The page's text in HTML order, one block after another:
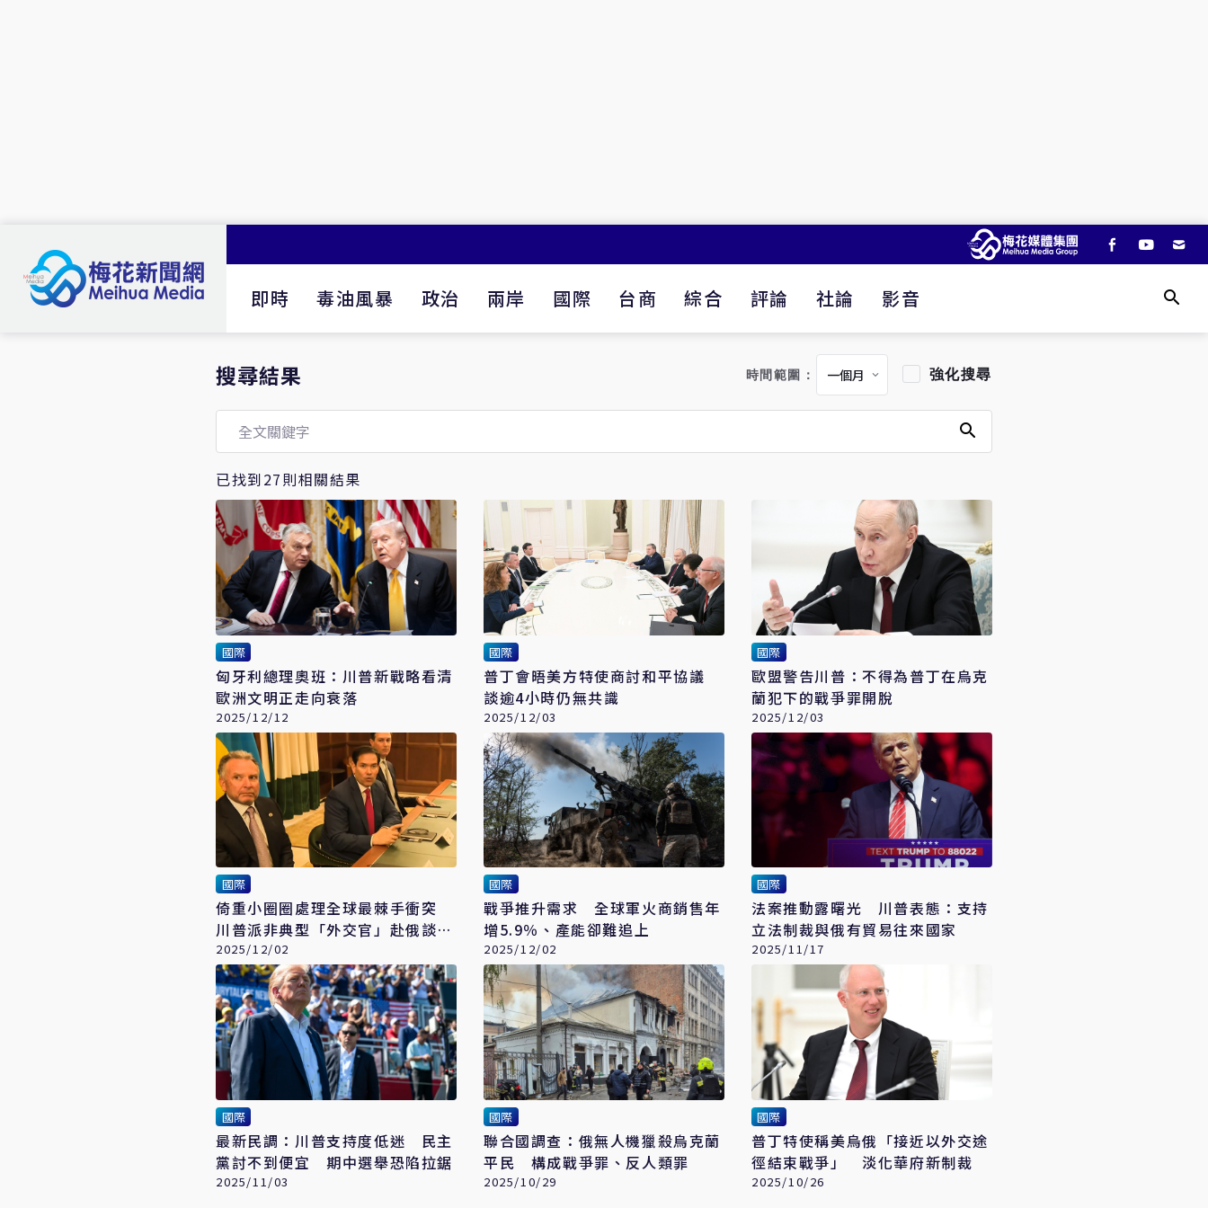
即時 毒油風暴 政治 兩岸 國際 台商 綜合 評論 社論 影音
搜尋結果 時間範圍： 強化搜尋
已找到27則相關結果
國際
匈牙利總理奧班：川普新戰略看清
歐洲文明正走向衰落
2025/12/12
國際
普丁會晤美方特使商討和平協議
談逾4小時仍無共識
2025/12/03
國際
歐盟警告川普：不得為普丁在烏克
蘭犯下的戰爭罪開脫
2025/12/03
國際
倚重小圈圈處理全球最棘手衝突
川普派非典型「外交官」赴俄談終
戰
2025/12/02
國際
戰爭推升需求 全球軍火商銷售年
增5.9％、產能卻難追上
2025/12/02
國際
法案推動露曙光 川普表態：支持
立法制裁與俄有貿易往來國家
2025/11/17
國際
最新民調：川普支持度低迷 民主
黨討不到便宜 期中選舉恐陷拉鋸
2025/11/03
國際
聯合國調查：俄無人機獵殺烏克蘭
平民 構成戰爭罪、反人類罪
2025/10/29
國際
普丁特使稱美烏俄「接近以外交途
徑結束戰爭」 淡化華府新制裁
2025/10/26